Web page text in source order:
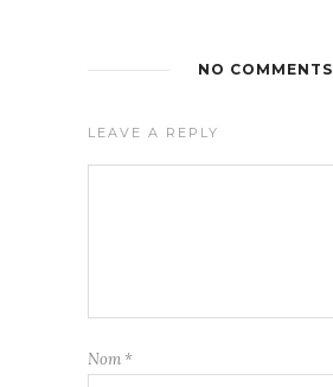
NO COMMENTS
LEAVE A REPLY
Nom *